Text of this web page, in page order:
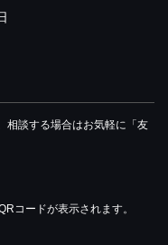
相談する場合はお気軽に「友
コードが表示されます。